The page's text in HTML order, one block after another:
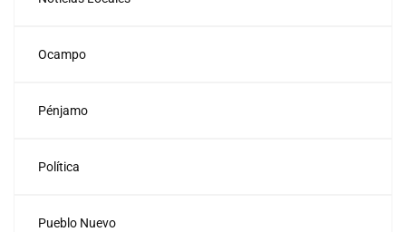
Ocampo
Pénjamo
Política
Pueblo Nuevo